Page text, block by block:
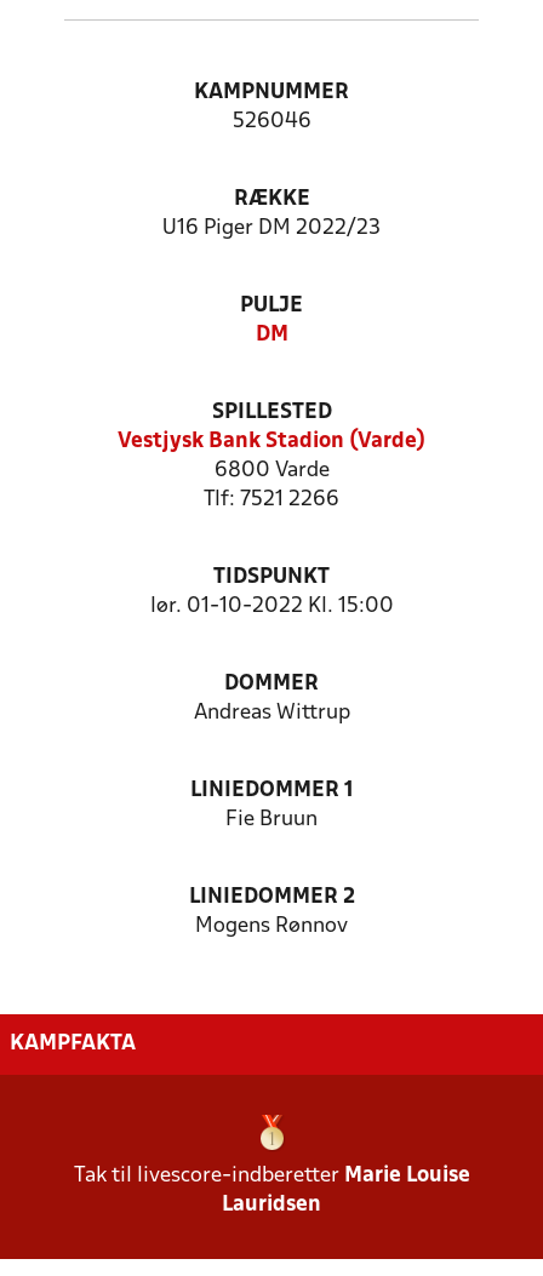
KAMPNUMMER
526046
RÆKKE
U16 Piger DM 2022/23
PULJE
DM
SPILLESTED
Vestjysk Bank Stadion (Varde)
6800 Varde
Tlf: 7521 2266
TIDSPUNKT
lør. 01-10-2022 Kl. 15:00
DOMMER
Andreas Wittrup
LINIEDOMMER 1
Fie Bruun
LINIEDOMMER 2
Mogens Rønnov
KAMPFAKTA
Tak til livescore-indberetter Marie Louise
Lauridsen